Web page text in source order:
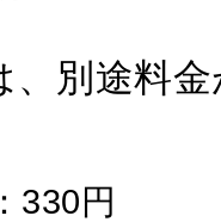
、別途料
330円 卸